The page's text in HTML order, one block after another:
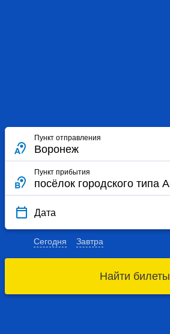
Пункт отправления
Пункт прибытия
Дата
Сегодня Завтра
Найти билеты